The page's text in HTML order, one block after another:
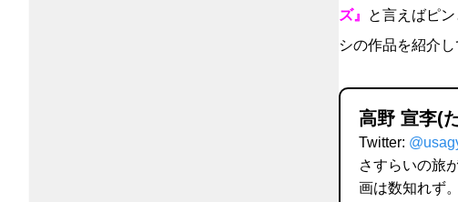
ズ』
と言えばピ
シの作品を紹介し
高野 宣李(
Twitter:
さすらいの旅
画は数知れず